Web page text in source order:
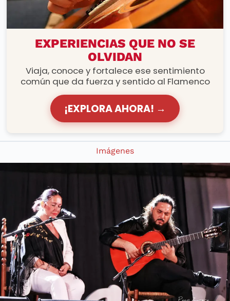
RUTAS FLAMENCAS
EXPERIENCIAS QUE NO SE
OLVIDAN
Viaja, conoce y fortalece ese sentimiento
común que da fuerza y sentido al Flamenco
¡EXPLORA AHORA! →
Imágenes